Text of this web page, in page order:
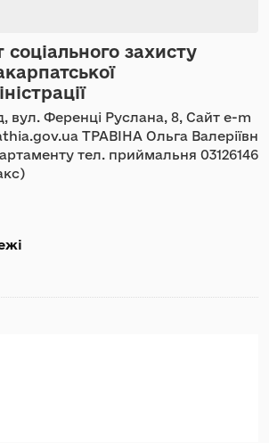
захисту
вул. Ференці Руслана, 8, Сайт e-m
ТРАВІНА Ольга Валеріївн
тел. приймальня 03126146